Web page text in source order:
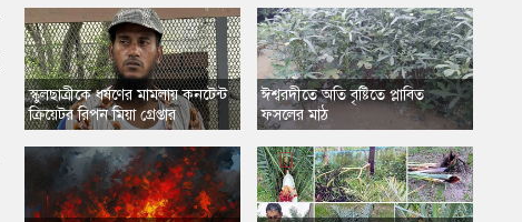
​স্কুলছাত্রীকে ধর্ষণের মামলায় কনটেন্ট
ক্রিয়েটর রিপন মিয়া গ্রেপ্তার
ঈশ্বরদীতে অতি বৃষ্টিতে প্লাবিত
ফসলের মাঠ